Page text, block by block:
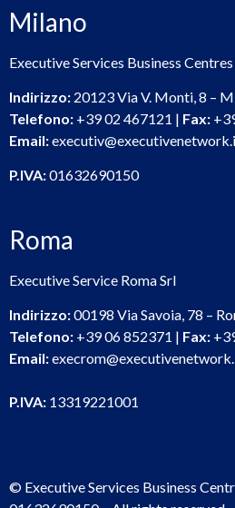
Milano
Executive Services Business Centres
Indirizzo: 20123 Via V. Monti, 8 –
Telefono: +39 02 467121 | Fax:
Email:
P.IVA:01632690150
Roma
Executive Service Roma Srl
Indirizzo:00198 Via Savoia, 78 –
Telefono: +39 06 852371 | Fax:
Email:
P.IVA: 13319221001
© Executive Services Business